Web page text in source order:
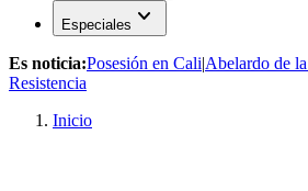
Especiales expand_more
Es noticia:Posesión en Cali|Abelardo de
Resistencia
Inicio